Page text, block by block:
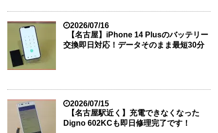
2026/07/16
【名古屋】iPhone 14 Plusのバッテリー
交換即日対応！データそのまま最短30分
2026/07/15
【名古屋駅近く】充電できなくなった
Digno 602KCも即日修理完了です！